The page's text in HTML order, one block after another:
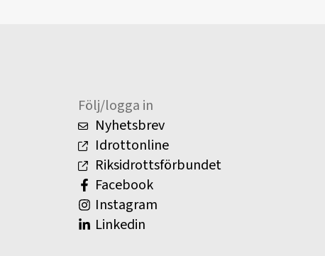
Följ/logga in
Nyhetsbrev
Idrottonline
Riksidrottsförbundet
Facebook
Instagram
Linkedin